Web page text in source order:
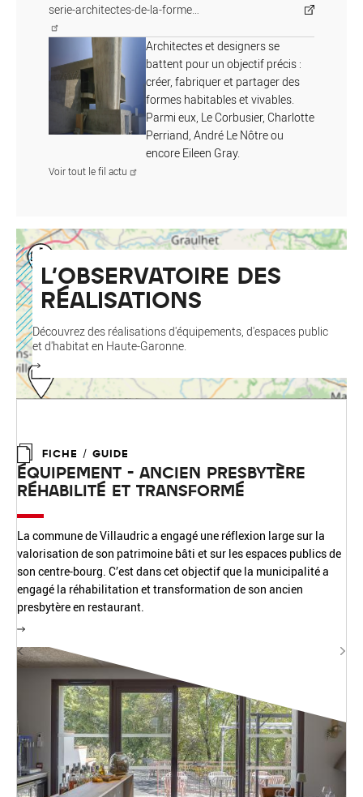
serie-architectes-de-la-forme…
Architectes et designers se
battent pour un objectif précis :
créer, fabriquer et partager des
formes habitables et vivables.
Parmi eux, Le Corbusier, Charlotte
Perriand, André Le Nôtre ou
encore Eileen Gray.
Voir tout le fil actu
L'OBSERVATOIRE DES
RÉALISATIONS
Découvrez des réalisations d'équipements, d'espaces public
et d'habitat en Haute-Garonne.
FICHE / GUIDE
ÉQUIPEMENT - ANCIEN PRESBYTÈRE
RÉHABILITÉ ET TRANSFORMÉ
La commune de Villaudric a engagé une réflexion large sur la
valorisation de son patrimoine bâti et sur les espaces publics de
son centre-bourg. C’est dans cet objectif que la municipalité a
engagé la réhabilitation et transformation de son ancien
presbytère en restaurant.
Précédent